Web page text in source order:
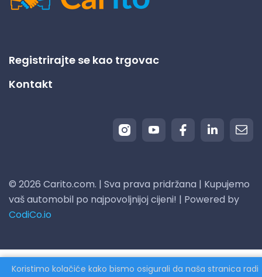
Registrirajte se kao trgovac
Kontakt
© 2026 Carito.com. | Sva prava pridržana | Kupujemo
vaš automobil po najpovoljnijoj cijeni! | Powered by
CodiCo.io
Koristimo kolačiće kako bismo osigurali da naša stranica radi